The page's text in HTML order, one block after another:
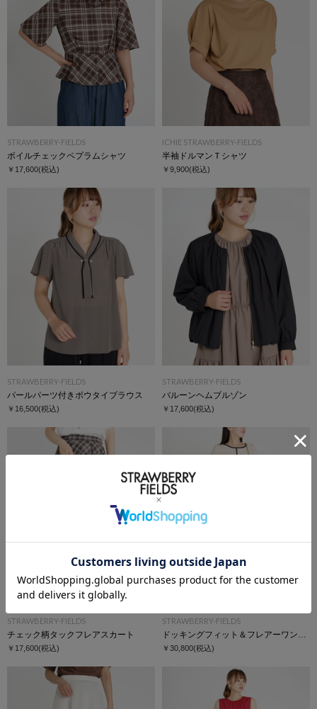
STRAWBERRY-FIELDS
ボイルチェックペプラムシャツ
￥17,600(税込)
ICHIE STRAWBERRY-FIELDS
半袖ドルマンＴシャツ
￥9,900(税込)
STRAWBERRY-FIELDS
パールパーツ付きボウタイブラウス
￥16,500(税込)
STRAWBERRY-FIELDS
バルーンヘムブルゾン
￥17,600(税込)
STRAWBERRY-FIELDS
チェック柄タックフレアスカート
￥17,600(税込)
STRAWBERRY-FIELDS
￥30,800(税込)